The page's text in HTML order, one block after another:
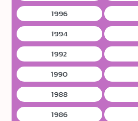
1996
1994
1992
1990
1988
1986